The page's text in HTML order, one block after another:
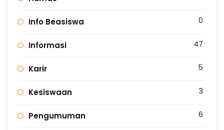
Info Beasiswa 0
Informasi 47
Karir 5
Kesiswaan 3
Pengumuman 6